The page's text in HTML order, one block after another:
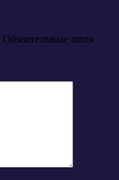
Обязательные поля